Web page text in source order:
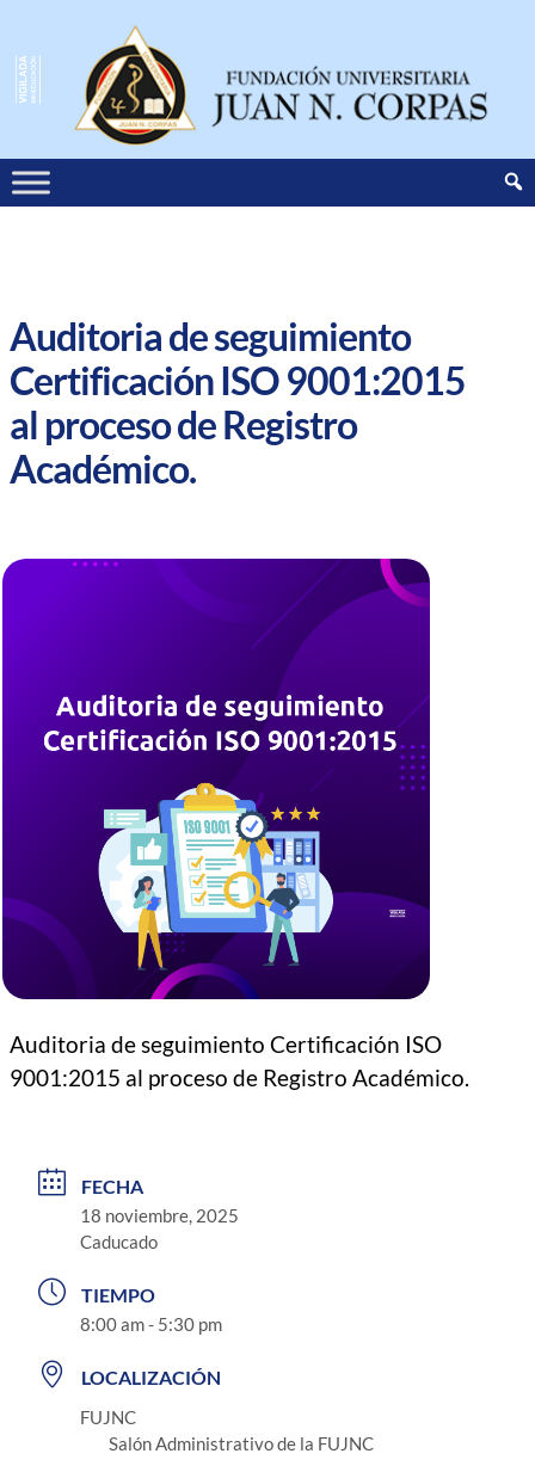
Auditoria de seguimiento
Certificación ISO 9001:2015
al proceso de Registro
Académico.
Auditoria de seguimiento Certificación ISO
9001:2015 al proceso de Registro Académico.
FECHA
18 noviembre, 2025
Caducado
TIEMPO
8:00 am - 5:30 pm
LOCALIZACIÓN
FUJNC
Salón Administrativo de la FUJNC